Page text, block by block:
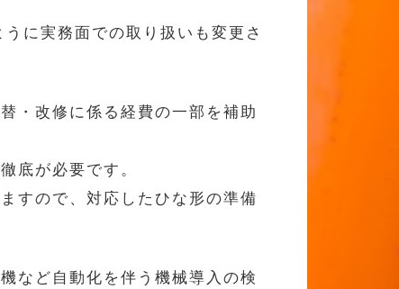
に実務面での取り扱いも変更さ
・改修に係る経費の一部を補助
底が必要です。
すので、対応したひな形の準備
など自動化を伴う機械導入の検